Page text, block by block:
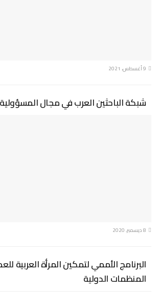
شبكة الباحثين العرب في مجال
البرنامج الأممي لتمكين المرأة العربية
المنظمات الدولية